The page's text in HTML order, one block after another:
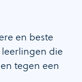
en beste
leerlingen die
tegen een